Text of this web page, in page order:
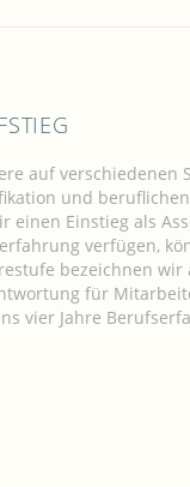
auf verschiedenen
und
einen Einstieg als
verfügen,
bezeichnen wir
für
vier Jahre